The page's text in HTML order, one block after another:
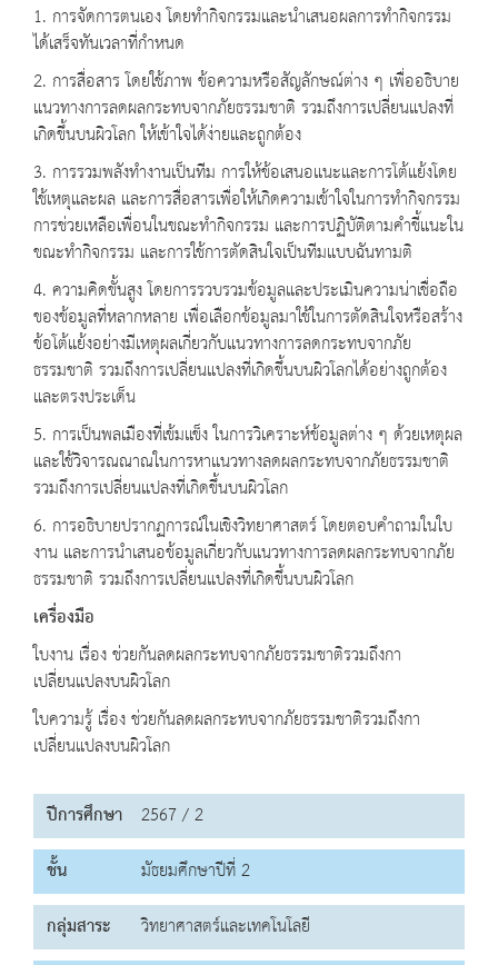
1. การจัดการตนเอง โดยทำกิจกรรมและนำเสนอผลการทำกิจกรรม
ได้เสร็จทันเวลาที่กำหนด
2. การสื่อสาร โดยใช้ภาพ ข้อความหรือสัญลักษณ์ต่าง ๆ เพื่ออธิบาย
แนวทางการลดผลกระทบจากภัยธรรมชาติ รวมถึงการเปลี่ยนแปลงที่
เกิดขึ้นบนผิวโลก ให้เข้าใจได้ง่ายและถูกต้อง
3. การรวมพลังทำงานเป็นทีม การให้ข้อเสนอแนะและการโต้แย้งโดย
ใช้เหตุและผล และการสื่อสารเพื่อให้เกิดความเข้าใจในการทำกิจกรรม
การช่วยเหลือเพื่อนในขณะทำกิจกรรม และการปฏิบัติตามคำชี้แนะใน
ขณะทำกิจกรรม และการใช้การตัดสินใจเป็นทีมแบบฉันทามติ
4. ความคิดขั้นสูง โดยการรวบรวมข้อมูลและประเมินความน่าเชื่อถือ
ของข้อมูลที่หลากหลาย เพื่อเลือกข้อมูลมาใช้ในการตัดสินใจหรือสร้าง
ข้อโต้แย้งอย่างมีเหตุผลเกี่ยวกับแนวทางการลดกระทบจากภัย
ธรรมชาติ รวมถึงการเปลี่ยนแปลงที่เกิดขึ้นบนผิวโลกได้อย่างถูกต้อง
และตรงประเด็น
5. การเป็นพลเมืองที่เข้มแข็ง ในการวิเคราะห์ข้อมูลต่าง ๆ ด้วยเหตุผล
และใช้วิจารณณาณในการหาแนวทางลดผลกระทบจากภัยธรรมชาติ
รวมถึงการเปลี่ยนแปลงที่เกิดขึ้นบนผิวโลก
6. การอธิบายปรากฏการณ์ในเชิงวิทยาศาสตร์ โดยตอบคำถามในใบ
งาน และการนำเสนอข้อมูลเกี่ยวกับแนวทางการลดผลกระทบจากภัย
ธรรมชาติ รวมถึงการเปลี่ยนแปลงที่เกิดขึ้นบนผิวโลก
เครื่องมือ
ใบงาน เรื่อง ช่วยกันลดผลกระทบจากภัยธรรมชาติรวมถึงกา
เปลี่ยนแปลงบนผิวโลก
ใบความรู้ เรื่อง ช่วยกันลดผลกระทบจากภัยธรรมชาติรวมถึงกา
เปลี่ยนแปลงบนผิวโลก
ปีการศึกษา 2567 / 2
ชั้น
มัธยมศึกษาปีที่ 2
กลุ่มสาระ
วิทยาศาสตร์และเทคโนโลยี